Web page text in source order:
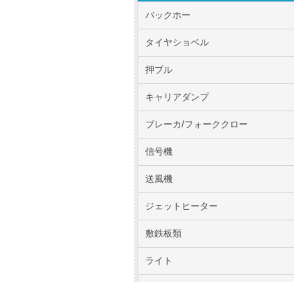
バックホー
タイヤショベル
押ブル
キャリアダンプ
ブレーカ/フォーククロー
信号機
送風機
ジェットヒーター
敷鉄板類
ライト